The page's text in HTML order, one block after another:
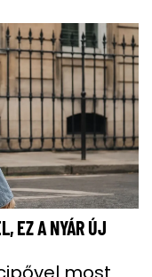
EZ A NYÁR ÚJ